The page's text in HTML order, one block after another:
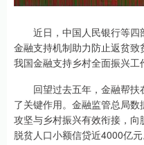
近日，中国人民银行等四
金融支持机制助力防止返贫
我国金融支持乡村全面振兴工
回望过去五年，金融帮扶
了关键作用。金融监管总局
攻坚与乡村振兴有效衔接，
脱贫人口小额信贷近4000亿元